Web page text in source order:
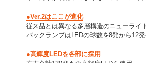
●Ver.2はここが進化
従来品とは異なる多層構造のニューライ
バックランプはLEDの球数を8発から12発
●高輝度LEDを各部に採用